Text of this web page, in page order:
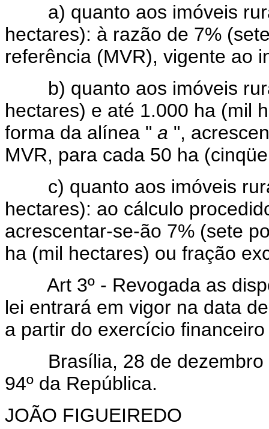
a) quanto aos imóveis
hectares): à razão de 7%
referência (MVR), vigente ao
b) quanto aos imóveis
hectares) e até 1.000 ha (mil
forma da alínea " a ",
MVR, para cada 50 ha
c) quanto aos imóveis
hectares): ao cálculo
acrescentar-se-ão 7% (sete
ha (mil hectares) ou fração
Art 3º - Revogada as
lei entrará em vigor na data
a partir do exercício
Brasília, 28 de dezembro
94º da República.
JOÃO FIGUEIREDO